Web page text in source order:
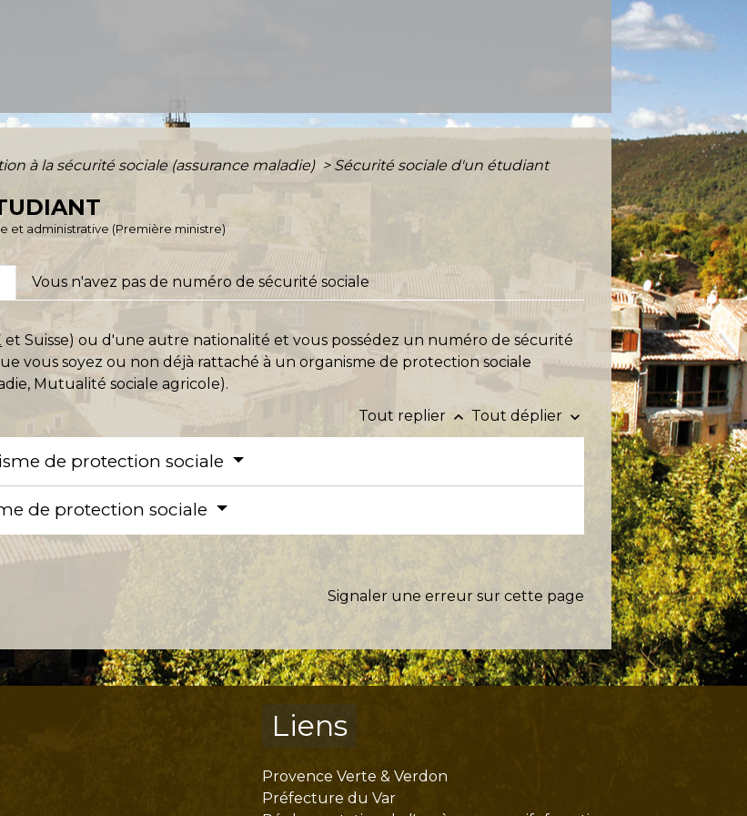
à la sécurité sociale (assurance maladie) > Sécurité sociale d'un étudiant
et administrative (Première ministre)
Vous n'avez pas de numéro de sécurité sociale
et Suisse) ou d'une autre nationalité et vous possédez un numéro de sécurité
vous soyez ou non déjà rattaché à un organisme de protection sociale
Mutualité sociale agricole).
Tout replier keyboard_arrow_up Tout déplier keyboard_arrow_down
de protection sociale
de protection sociale
Signaler une erreur sur cette page
Liens
Provence Verte & Verdon
Préfecture du Var